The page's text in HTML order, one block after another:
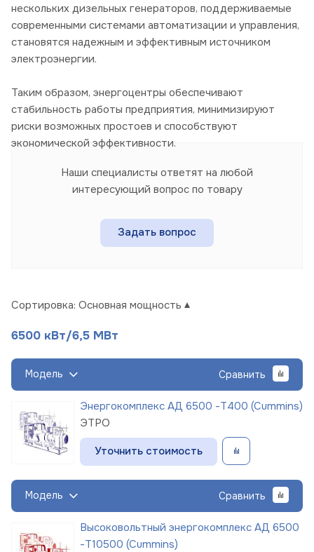
нескольких дизельных генераторов, поддерживаемые
современными системами автоматизации и управления,
становятся надежным и эффективным источником
электроэнергии.
Таким образом, энергоцентры обеспечивают
стабильность работы предприятия, минимизируют
риски возможных простоев и способствуют
экономической эффективности.
Наши специалисты ответят на любой
интересующий вопрос по товару
Задать вопрос
Сортировка: Основная мощность
6500 кВт/6,5 МВт
Модель Сравнить
Энергокомплекс АД 6500 -Т400 (Cummins)
ЭТРО
Уточнить стоимость
Модель Сравнить
Высоковольтный энергокомплекс АД 6500
-Т10500 (Cummins)